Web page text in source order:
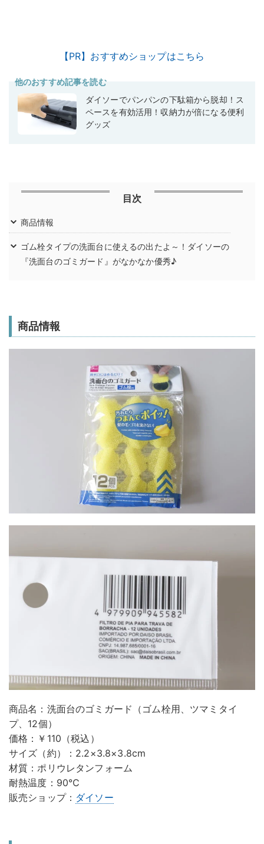
【PR】おすすめショップはこちら
他のおすすめ記事を読む
ダイソーでパンパンの下駄箱から脱却！ス
ペースを有効活用！収納力が倍になる便利
グッズ
目次
商品情報
ゴム栓タイプの洗面台に使えるの出たよ～！ダイソーの
『洗面台のゴミガード』がなかなか優秀♪
商品情報
商品名：洗面台のゴミガード（ゴム栓用、ツマミタイ
プ、12個）
価格：￥110（税込）
サイズ（約）：2.2×3.8×3.8cm
材質：ポリウレタンフォーム
耐熱温度：90℃
販売ショップ： ダイソー